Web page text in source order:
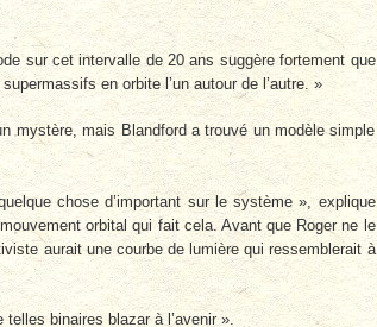
sur cet intervalle de 20 ans suggère fortement que
en orbite l’un autour de l’autre. »
mystère, mais Blandford a trouvé un modèle simple
chose d’important sur le système », explique
orbital qui fait cela. Avant que Roger ne le
aurait une courbe de lumière qui ressemblerait à
binaires blazar à l’avenir ».